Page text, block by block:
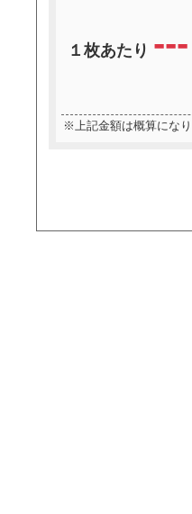
１枚あたり ---
※上記金額は概算にな